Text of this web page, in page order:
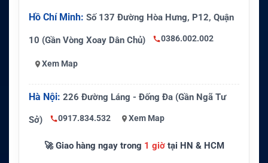
Hồ Chí Minh: Số 137 Đường Hòa Hưng, P12, Quận
10 (Gần Vòng Xoay Dân Chủ) 0386.002.002
Xem Map
Hà Nội: 226 Đường Láng - Đống Đa (Gần Ngã Tư
Sở) 0917.834.532 Xem Map
🚀 Giao hàng ngay trong 1 giờtại HN & HCM